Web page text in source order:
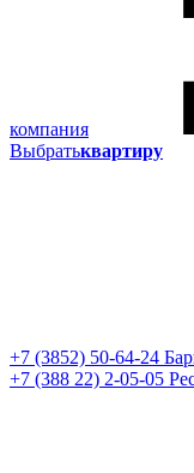
компания
Выбратьквартиру
+7 (3852) 50-64-24
+7 (388 22) 2-05-05